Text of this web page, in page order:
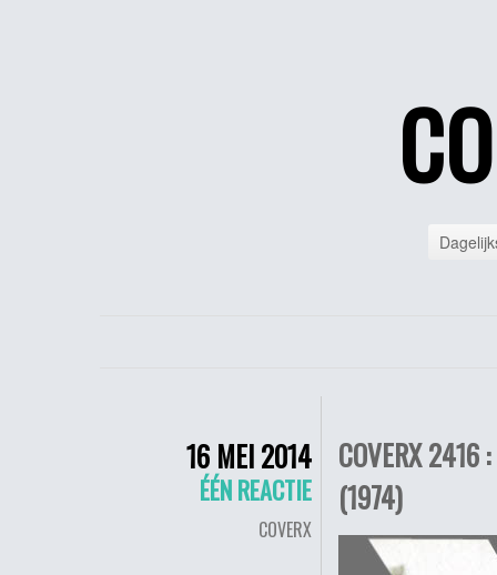
16 MEI 2014
ÉÉN REACTIE
COVERX
COVERX 2416
(1974)